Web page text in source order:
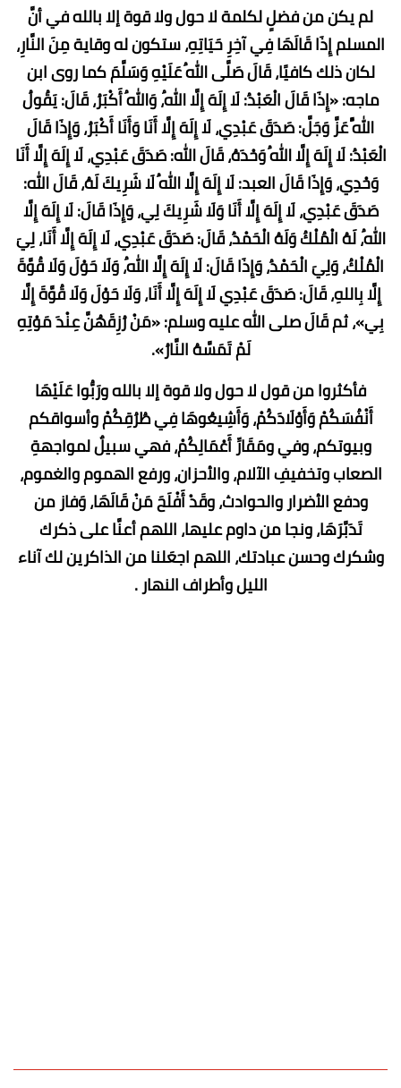
لم يكن من فضلٍ لكلمة لا حول ولا قوة إلا بالله في أنَّ
المسلم إِذَا قَالَهَا فِي آخِرِ حَيَاتِهِ، ستكون له وقاية مِنَ النَّارِ،
لكان ذلك كافيًا، قَالَ صَلَّى اللهُ عَلَيْهِ وَسَلَّمَ كما روى ابن
ماجه: «إِذَا قَالَ الْعَبْدُ: لَا إِلَهَ إِلَّا اللهُ، وَاللهُ أَكْبَرُ، قَالَ: يَقُولُ
اللَّهُ عَزَّ وَجَلَّ: صَدَقَ عَبْدِي، لَا إِلَهَ إِلَّا أَنَا وَأَنَا أَكْبَرُ، وَإِذَا قَالَ
الْعَبْدُ: لَا إِلَهَ إِلَّا اللهُ وَحْدَهُ، قَالَ الله: صَدَقَ عَبْدِي، لَا إِلَهَ إِلَّا أَنَا
وَحْدِي، وَإِذَا قَالَ العبد: لَا إِلَهَ إِلَّا اللهُ لَا شَرِيكَ لَهُ، قَالَ الله:
صَدَقَ عَبْدِي، لَا إِلَهَ إِلَّا أَنَا وَلَا شَرِيكَ لِي، وَإِذَا قَالَ: لَا إِلَهَ إِلَّا
اللهُ، لَهُ الْمُلْكُ وَلَهُ الْحَمْدُ، قَالَ: صَدَقَ عَبْدِي، لَا إِلَهَ إِلَّا أَنَا، لِيَ
الْمُلْكُ، وَلِيَ الْحَمْدُ، وَإِذَا قَالَ: لَا إِلَهَ إِلَّا اللهُ، وَلَا حَوْلَ وَلَا قُوَّةَ
إِلَّا بِاللهِ، قَالَ: صَدَقَ عَبْدِي لَا إِلَهَ إِلَّا أَنَا، وَلَا حَوْلَ وَلَا قُوَّةَ إِلَّا
بِي»، ثم قَالَ صلى الله عليه وسلم: «مَنْ رُزِقَهُنَّ عِنْدَ مَوْتِهِ
لَمْ تَمَسَّهُ النَّارُ».
فأكثروا من قول لا حول ولا قوة إلا بالله ورَبُّوا عَلَيْهَا
أَنْفُسَكُمْ وَأَوْلَادَكُمْ، وَأَشِيعُوهَا فِي طُرُقِكُمْ وأسواقكم
وبيوتكم، وفي ومَقَارِّ أَعْمَالِكُمْ، فهي سبيلٌ لمواجهةِ
الصعاب وتخفيفِ الآلام، والأحزان، ورفع الهموم والغموم،
ودفع الأضرار والحوادث، وقَدْ أَفْلَحَ مَنْ قَالَهَا، وَفاز من
تَدَبَّرَهَا، ونجا من داوم عليها، اللهم أعنَّا على ذكرك
وشكرك وحسن عبادتك، اللهم اجعَلنا من الذاكرين لك آناء
الليل وأطراف النهار .